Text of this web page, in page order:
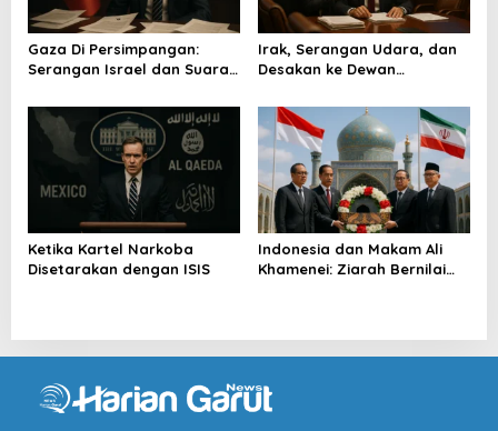
Gaza Di Persimpangan:
Serangan Israel dan Suara
Irak, Serangan Udara, dan
Desakan ke Dewan
Ketika Kartel Narkoba
Disetarakan dengan ISIS
Indonesia dan Makam Ali
Khamenei: Ziarah Bernilai